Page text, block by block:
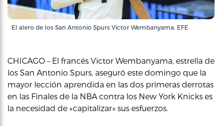
El alero de los San Antonio Spurs Victor Wembanyama. EFE
CHICAGO – El francés Victor Wembanyama, estrella de
los San Antonio Spurs, aseguró este domingo que la
mayor lección aprendida en las dos primeras derrotas
en las Finales de la NBA contra los New York Knicks es
la necesidad de «capitalizar» sus esfuerzos.